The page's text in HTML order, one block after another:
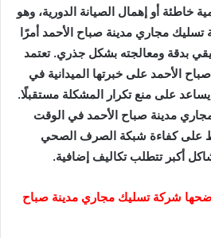
خاطئة أو إهمال الصيانة الدورية، وهو
مجاري مدينة صباح الأحمد أمرًا
بدقة ومعالجته بشكل جذري. تعتمد
الأحمد على خبرتها الميدانية في
على منع تكرار المشكلة مستقبلًا.
مدينة صباح الأحمد في الوقت
على كفاءة شبكة الصرف الصحي
أكبر تتطلب تكاليف إضافية.
شركة تسليك مجاري مدينة صباح